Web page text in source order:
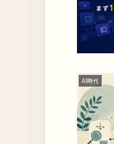
AI時代